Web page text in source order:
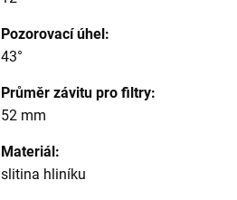
Pozorovací úhel:
43°
Průměr závitu pro filtry:
52 mm
Materiál:
slitina hliníku